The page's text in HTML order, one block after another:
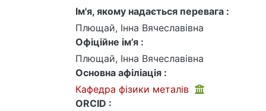
Ім'я, якому надається перевага :
Плющай, Інна Вячеславівна
Офіційне ім’я :
Плющай, Інна Вячеславівна
Основна афіліація :
Кафедра фізики металів
ORCID :